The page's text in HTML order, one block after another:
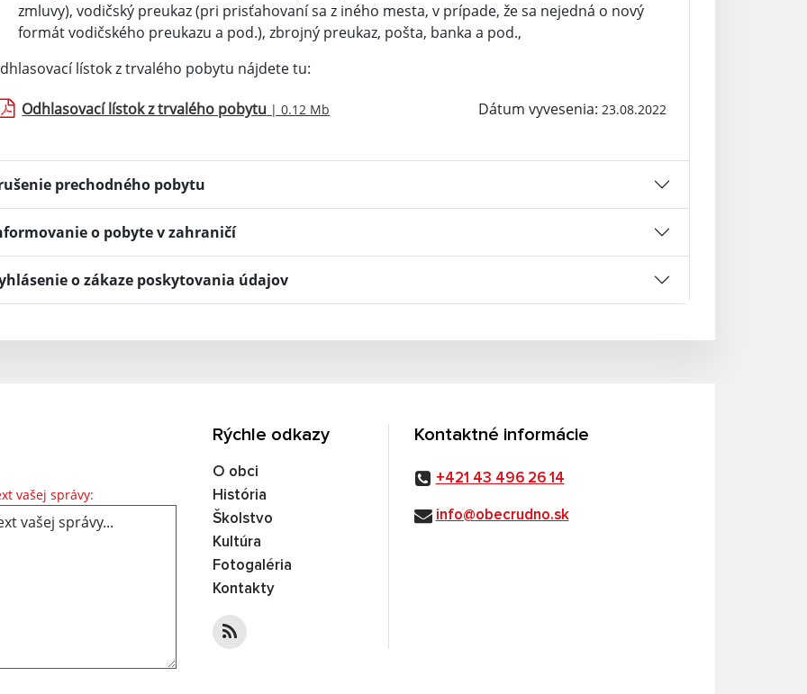
zmluvy), vodičský preukaz (pri prisťahovaní sa z iného mesta, v prípade, že sa nejedná o nový
formát vodičského preukazu a pod.), zbrojný preukaz, pošta, banka a pod.,
lístok z trvalého pobytu nájdete tu:
Odhlasovací lístok z trvalého pobytu | 0.12 Mb Dátum vyvesenia: 23.08.2022
prechodného pobytu
o pobyte v zahraničí
o zákaze poskytovania údajov
vašej správy: Text vašej správy...
Rýchle odkazy
O obci
História
Školstvo
Kultúra
Fotogaléria
Kontakty
Kontaktné informácie
+421 43 496 26 14
info@obecrudno.sk